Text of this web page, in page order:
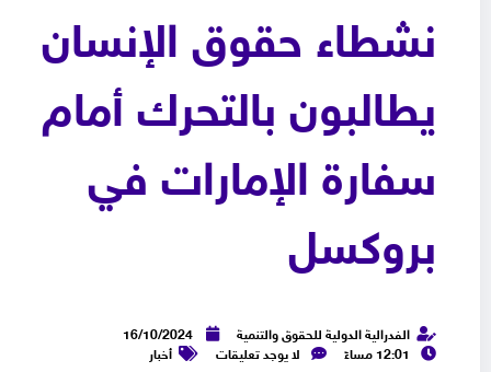
نشطاء حقوق الإنسان
يطالبون بالتحرك أمام
سفارة الإمارات في
بروكسل
الفدرالية الدولية للحقوق والتنمية
16/10/2024
12:01 مساءً
لا يوجد تعليقات أخبار